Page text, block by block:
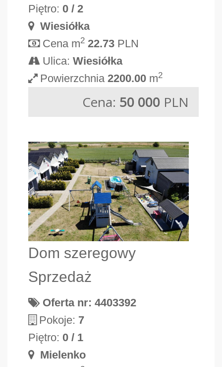
Piętro: 0 / 2
Wiesiółka
Cena m2 22.73 PLN
Ulica:Wiesiółka
Powierzchnia2200.00 m2
Cena: 50 000 PLN
Dom szeregowy
Sprzedaż
Oferta nr: 4403392
Pokoje: 7
Piętro: 0 / 1
Mielenko